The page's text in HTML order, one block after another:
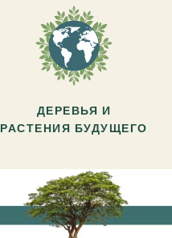
ДЕРЕВЬЯ И
РАСТЕНИЯ БУДУЩЕГО